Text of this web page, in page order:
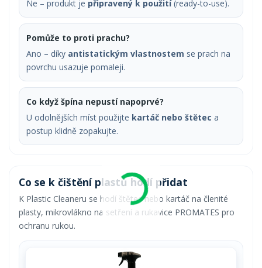
Ne – produkt je připravený k použití(ready-to-use).
Pomůže to proti prachu?
Ano – díky antistatickým vlastnostem se prach na
povrchu usazuje pomaleji.
Co když špína nepustí napoprvé?
U odolnějších míst použijte kartáč nebo štětec a
postup klidně zopakujte.
Co se k čištění plastů hodí přidat
K Plastic Cleaneru se hodí štětec nebo kartáč na členité
plasty, mikrovlákno na setření a rukavice PROMATES pro
ochranu rukou.